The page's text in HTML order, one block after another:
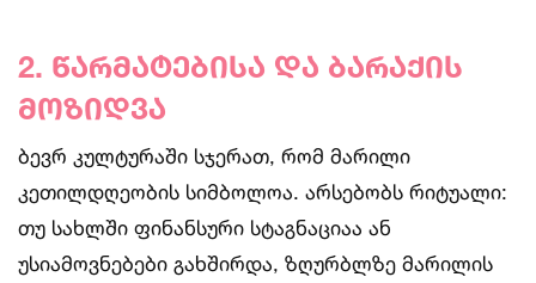
2. წარმატებისა და ბარაქის
მოზიდვა
ბევრ კულტურაში სჯერათ, რომ მარილი
კეთილდღეობის სიმბოლოა. არსებობს რიტუალი:
თუ სახლში ფინანსური სტაგნაციაა ან
უსიამოვნებები გახშირდა, ზღურბლზე მარილის